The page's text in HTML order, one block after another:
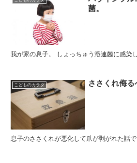
菌。
我が家の息子。 しょっちゅう溶連菌に感染し
こどものカラダ ささくれ侮る
息子のささくれが悪化して爪が剥がれた話で